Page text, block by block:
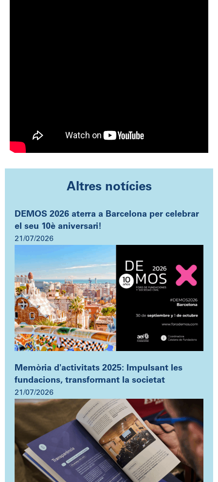
Altres notícies
DEMOS 2026 aterra a Barcelona per celebrar
el seu 10è aniversari!
21/07/2026
Memòria d'activitats 2025: Impulsant les
fundacions, transformant la societat
21/07/2026